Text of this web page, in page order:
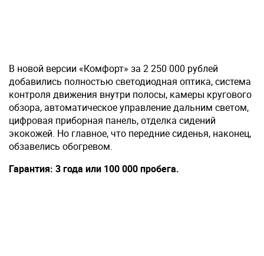
В новой версии «Комфорт» за 2 250 000 рублей
добавились полностью светодиодная оптика, система
контроля движения внутри полосы, камеры кругового
обзора, автоматическое управление дальним светом,
цифровая приборная панель, отделка сидений
экокожей. Но главное, что передние сиденья, наконец,
обзавелись обогревом.
Гарантия: 3 года или 100 000 пробега.